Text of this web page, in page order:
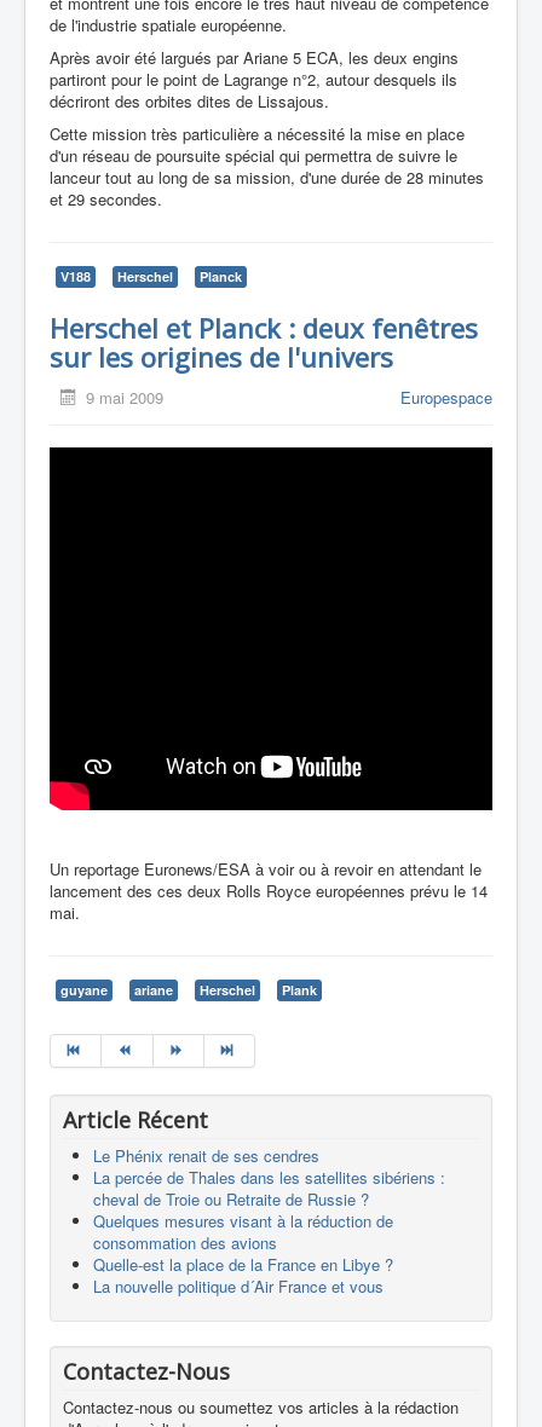
de l'industrie spatiale européenne.
Après avoir été largués par Ariane 5 ECA, les deux engins
partiront pour le point de Lagrange n°2, autour desquels ils
décriront des orbites dites de Lissajous.
Cette mission très particulière a nécessité la mise en place
d'un réseau de poursuite spécial qui permettra de suivre le
lanceur tout au long de sa mission, d'une durée de 28 minutes
et 29 secondes.
V188 Herschel Planck
Herschel et Planck : deux fenêtres
sur les origines de l'univers
9 mai 2009 Europespace
Un reportage Euronews/ESA à voir ou à revoir en attendant le
lancement des ces deux Rolls Royce européennes prévu le 14
mai.
guyane ariane Herschel Plank
Article Récent
Le Phénix renait de ses cendres
La percée de Thales dans les satellites sibériens :
cheval de Troie ou Retraite de Russie ?
Quelques mesures visant à la réduction de
consommation des avions
Quelle-est la place de la France en Libye ?
La nouvelle politique d´Air France et vous
Contactez-Nous
Contactez-nous ou soumettez vos articles à la rédaction